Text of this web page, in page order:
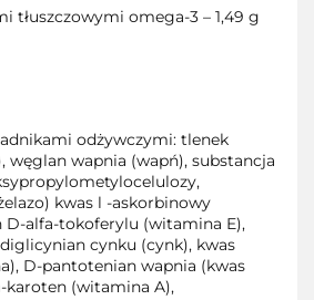
tłuszczowymi omega-3 – 1,49 g
odżywczymi: tlenek
węglan wapnia (wapń), substancja
kwas l -askorbinowy
D-alfa-tokoferylu (witamina E),
cynku (cynk), kwas
D-pantotenian wapnia (kwas
karoten (witamina A),